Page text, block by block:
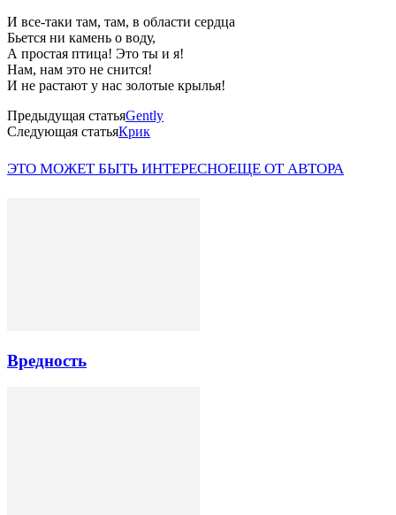
И все-таки там, там, в области сердца
Бьется ни камень о воду,
А простая птица! Это ты и я!
Нам, нам это не снится!
И не растают у нас золотые крылья!
Предыдущая статьяGently
Следующая статьяКрик
ЭТО МОЖЕТ БЫТЬ ИНТЕРЕСНОЕЩЕ ОТ АВТОРА
Вредность